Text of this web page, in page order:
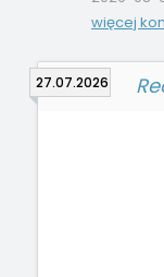
więcej
27.07.2026